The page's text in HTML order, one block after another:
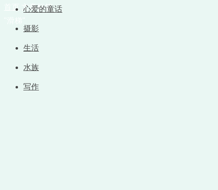
心爱的童话
摄影
生活
水族
写作
首页
文章标签